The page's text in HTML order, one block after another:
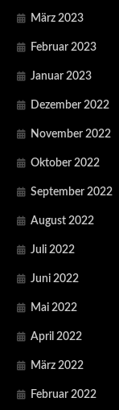
März 2023
Februar 2023
Januar 2023
Dezember 2022
November 2022
Oktober 2022
September 2022
August 2022
Juli 2022
Juni 2022
Mai 2022
April 2022
März 2022
Februar 2022